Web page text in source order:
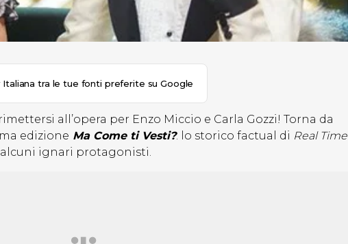
Italiana tra le tue fonti preferite su Google
all’opera per Enzo Miccio e Carla Gozzi! Torna da
edizione Ma Come ti Vesti?: lo storico factual di Real Time
alcuni ignari protagonisti.